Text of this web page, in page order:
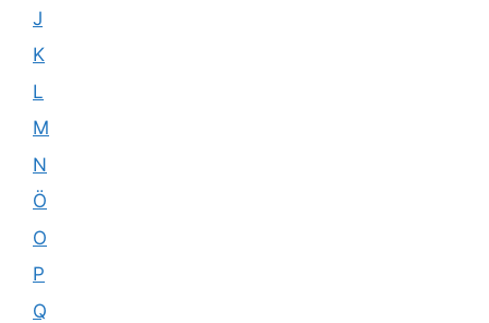
J
K
L
M
N
Ö
O
P
Q